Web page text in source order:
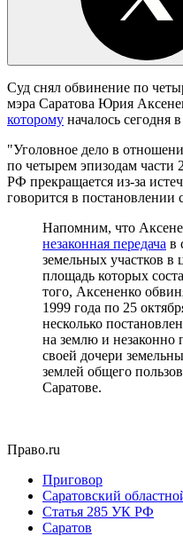
Суд снял обвинение по
мэра Саратова Юрия
которому началось сегодня
"Уголовное дело в
по четырем эпизодам части
РФ прекращается из-за
говорится в постановлении
Напомним, что
незаконная передача в
земельных участков в
площадь которых
того, Аксененко
1999 года по 25
несколько
на землю и незаконно
своей дочери
землей общего
Саратове.
Право.ru
Приговор
Саратовский
Статья 285 УК РФ
Саратов